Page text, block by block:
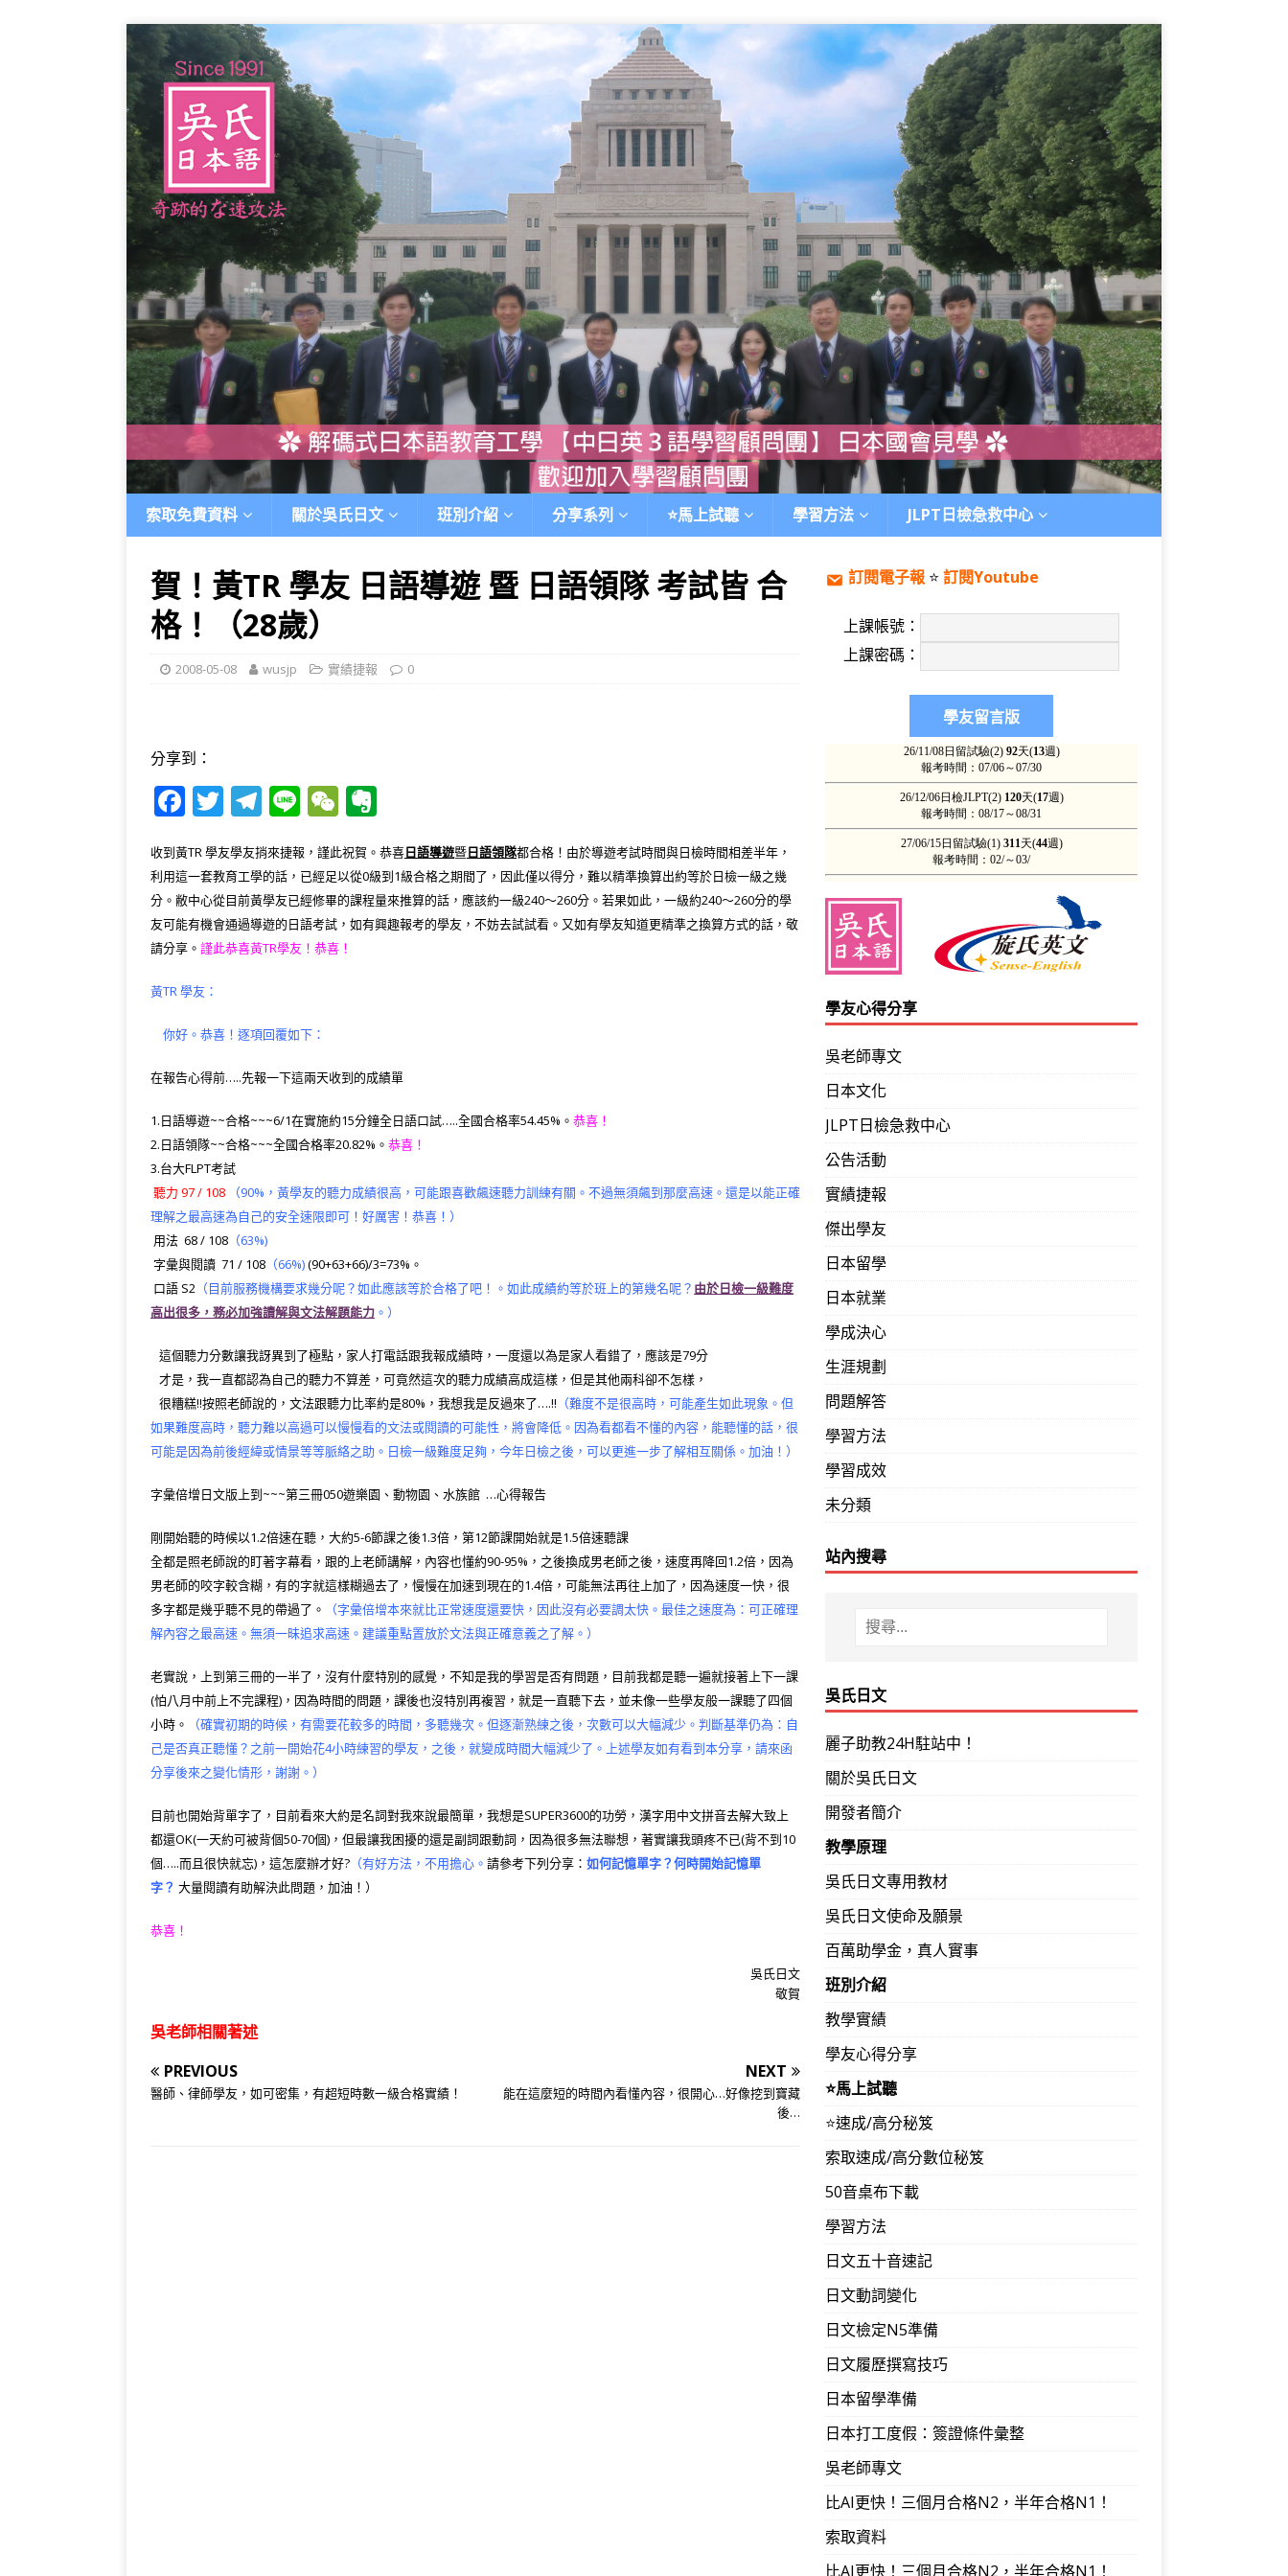
索取免費資料 關於吳氏日文 班別介紹 分享系列 ⭐️馬上試聽 學習方法 JLPT日檢急救中心
賀！黃TR 學友 日語導遊 暨 日語領隊 考試皆 合
格！（28歲）
2008-05-08 wusjp 實績捷報 0
分享到：
F
c
e
b
o
o
T
it
te
r
T
e
g
ra
m
Li
e
W
C
h
at
e
r
n
收到黃TR 學友學友捎來捷報，謹此祝賀。恭喜日語導遊暨日語領隊都合格！由於導遊考試時間與日檢時間相差半年，
利用這一套教育工學的話，已經足以從0級到1級合格之期間了，因此僅以得分，難以精準換算出約等於日檢一級之幾
分。敝中心從目前黃學友已經修畢的課程量來推算的話，應該約一級240～260分。若果如此，一級約240～260分的學
友可能有機會通過導遊的日語考試，如有興趣報考的學友，不妨去試試看。又如有學友知道更精準之換算方式的話，敬
請分享。 謹此恭喜黃TR學友！恭喜！
黃TR 學友：
你好。恭喜！逐項回覆如下：
在報告心得前…..先報一下這兩天收到的成績單
1.日語導遊~~合格~~~6/1在實施約15分鐘全日語口試…..全國合格率54.45%。 恭喜！
2.日語領隊~~合格~~~全國合格率20.82%。 恭喜！
3.台大FLPT考試
聽力 97 / 108
（90%， 黃學友的聽力成績很高，可能跟喜歡飆速聽力訓練有關。不過無須飆到那麼高速。還是以能正確
理解之最高速為自己的安全速限即可！好厲害！恭喜！）
用法 68 / 108 （63%)
字彙與閱讀 71 / 108 （66%)(90+63+66)/3=73%。
口語 S2 （目前服務機構要求幾分呢？如此應該等於合格了吧！。如此成績約等於班上的第幾名呢？ 由於日檢一級難度
高出很多，務必加強讀解與文法解題能力 。）
這個聽力分數讓我訝異到了極點，家人打電話跟我報成績時，一度還以為是家人看錯了，應該是79分
才是，我一直都認為自己的聽力不算差，可竟然這次的聽力成績高成這樣，但是其他兩科卻不怎樣，
很糟糕!!按照老師說的，文法跟聽力比率約是80%，我想我是反過來了….!! （難度不是很高時，可能產生如此現象。但
如果難度高時，聽力難以高過可以慢慢看的文法或閱讀的可能性，將會降低。因為看都看不懂的內容，能聽懂的話，很
可能是因為前後經緯或情景等等脈絡之助。日檢一級難度足夠，今年日檢之後，可以更進一步了解相互關係。加油！）
字彙倍增日文版上到~~~第三冊050遊樂園、動物園、水族館 …心得報告
剛開始聽的時候以1.2倍速在聽，大約5-6節課之後1.3倍，第12節課開始就是1.5倍速聽課
全都是照老師說的盯著字幕看，跟的上老師講解，內容也懂約90-95%，之後換成男老師之後，速度再降回1.2倍，因為
男老師的咬字較含糊，有的字就這樣糊過去了，慢慢在加速到現在的1.4倍，可能無法再往上加了，因為速度一快，很
多字都是幾乎聽不見的帶過了。
（字彙倍增本來就比正常速度還要快，因此沒有必要調太快。最佳之速度為：可正確理
解內容之最高速。無須一昧追求高速。建議重點置放於文法與正確意義之了解。）
老實說，上到第三冊的一半了，沒有什麼特別的感覺，不知是我的學習是否有問題，目前我都是聽一遍就接著上下一課
(怕八月中前上不完課程)，因為時間的問題，課後也沒特別再複習，就是一直聽下去，並未像一些學友般一課聽了四個
小時。
（確實初期的時候，有需要花較多的時間，多聽幾次。但逐漸熟練之後，次數可以大幅減少。判斷基準仍為：自
己是否真正聽懂？之前一開始花4小時練習的學友，之後，就變成時間大幅減少了。上述學友如有看到本分享，請來函
分享後來之變化情形，謝謝。）
目前也開始背單字了，目前看來大約是名詞對我來說最簡單，我想是SUPER3600的功勞，漢字用中文拼音去解大致上
都還OK(一天約可被背個50-70個)，但最讓我困擾的還是副詞跟動詞，因為很多無法聯想，著實讓我頭疼不已(背不到10
個…..而且很快就忘)，這怎麼辦才好? （有好方法，不用擔心。 請參考下列分享： 如何記憶單字？何時開始記憶單
字？ 大量閱讀有助解決此問題，加油！）
恭喜！
吳氏日文
敬賀
吳老師相關著述
PREVIOUS
醫師、律師學友，如可密集，有超短時數一級合格實績！
NEXT
能在這麼短的時間內看懂內容，很開心…好像挖到寶藏
後…
訂閱電子報⭐️ 訂閱Youtube
上課帳號：
上課密碼：
學友心得分享
吳老師專文
日本文化
JLPT日檢急救中心
公告活動
實績捷報
傑出學友
日本留學
日本就業
學成決心
生涯規劃
問題解答
學習方法
學習成效
未分類
站內搜尋
吳氏日文
麗子助教24H駐站中！
關於吳氏日文
開發者簡介
教學原理
吳氏日文專用教材
吳氏日文使命及願景
百萬助學金，真人實事
班別介紹
教學實績
學友心得分享
⭐️馬上試聽
⭐️速成/高分秘笈
索取速成/高分數位秘笈
50音桌布下載
學習方法
日文五十音速記
日文動詞變化
日文檢定N5準備
日文履歷撰寫技巧
日本留學準備
日本打工度假：簽證條件彙整
吳老師專文
比AI更快！三個月合格N2，半年合格N1！
索取資料
比AI更快！三個月合格N2，半年合格N1！